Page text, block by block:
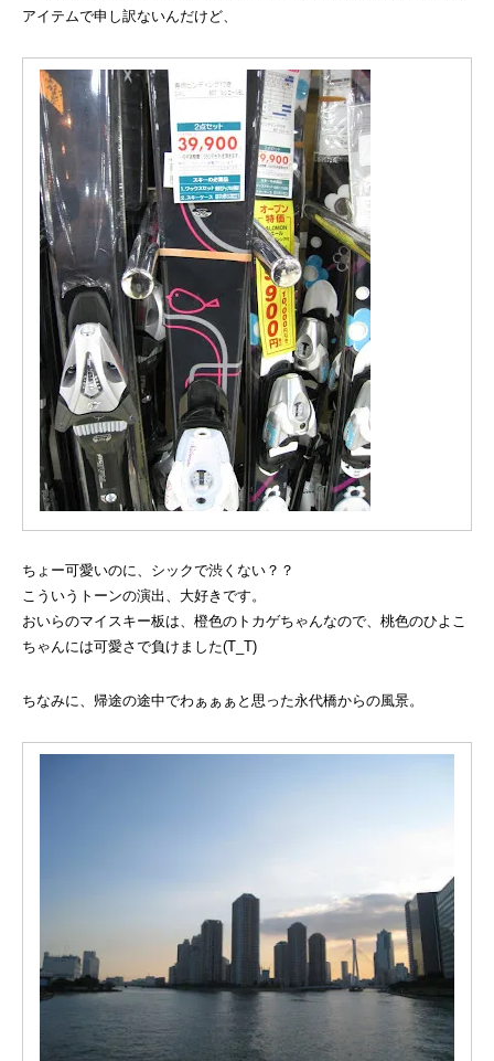
アイテムで申し訳ないんだけど、
ちょー可愛いのに、シックで渋くない？？
こういうトーンの演出、大好きです。
おいらのマイスキー板は、橙色のトカゲちゃんなので、桃色のひよこ
ちゃんには可愛さで負けました(T_T)
ちなみに、帰途の途中でわぁぁぁと思った永代橋からの風景。